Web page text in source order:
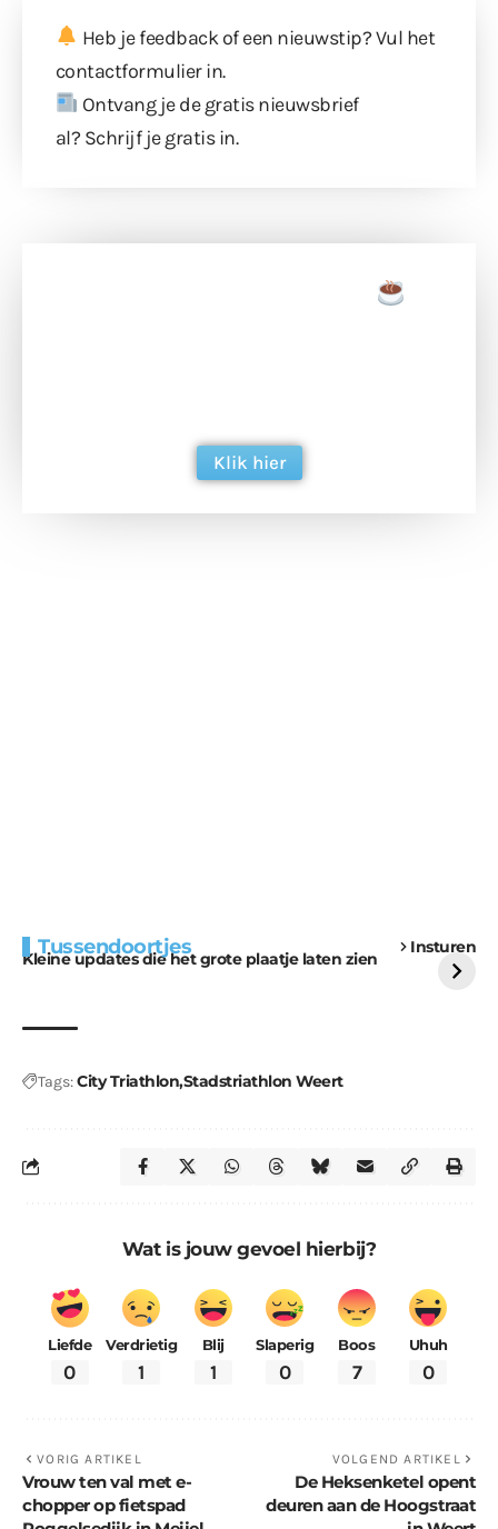
Heb je feedback of een nieuwstip? Vul het
contactformulierin.
Ontvang je de gratis nieuwsbrief
al? Schrijf je gratis in.
Klik hier
Tussendoortjes Insturen
Kleine updates die het grote plaatje laten zien
voor kabouters
uitdaging
Tags:City TriathlonStadstriathlon Weert
Wat is jouw gevoel hierbij?
Liefde
0
Verdrietig
1
Blij
1
Slaperig
0
Boos
7
Uhuh
0
VORIG ARTIKEL
Vrouw ten val met e-
chopper op fietspad
VOLGEND ARTIKEL
De Heksenketel opent
deuren aan de Hoogstraat